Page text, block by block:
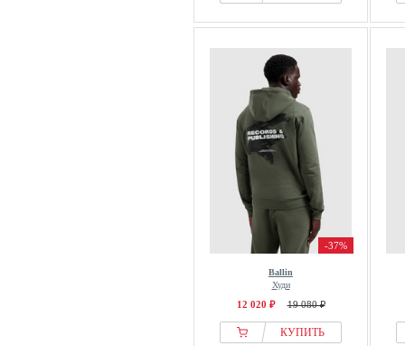
-37%
Ballin
Худи
12 020 ₽ 19 080 ₽
КУПИТЬ